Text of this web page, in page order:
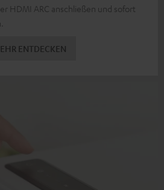
HDMI ARC anschließen und sofort
ENTDECKEN